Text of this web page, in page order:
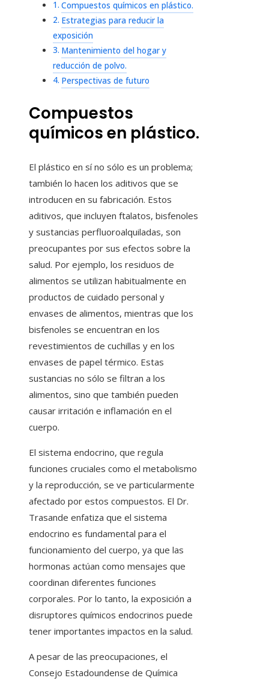
Compuestos químicos en plástico.
Estrategias para reducir la
exposición
Mantenimiento del hogar y
reducción de polvo.
Perspectivas de futuro
Compuestos
químicos en plástico.
El plástico en sí no sólo es un problema;
también lo hacen los aditivos que se
introducen en su fabricación. Estos
aditivos, que incluyen ftalatos, bisfenoles
y sustancias perfluoroalquiladas, son
preocupantes por sus efectos sobre la
salud. Por ejemplo, los residuos de
alimentos se utilizan habitualmente en
productos de cuidado personal y
envases de alimentos, mientras que los
bisfenoles se encuentran en los
revestimientos de cuchillas y en los
envases de papel térmico. Estas
sustancias no sólo se filtran a los
alimentos, sino que también pueden
causar irritación e inflamación en el
cuerpo.
El sistema endocrino, que regula
funciones cruciales como el metabolismo
y la reproducción, se ve particularmente
afectado por estos compuestos. El Dr.
Trasande enfatiza que el sistema
endocrino es fundamental para el
funcionamiento del cuerpo, ya que las
hormonas actúan como mensajes que
coordinan diferentes funciones
corporales. Por lo tanto, la exposición a
disruptores químicos endocrinos puede
tener importantes impactos en la salud.
A pesar de las preocupaciones, el
Consejo Estadoundense de Química